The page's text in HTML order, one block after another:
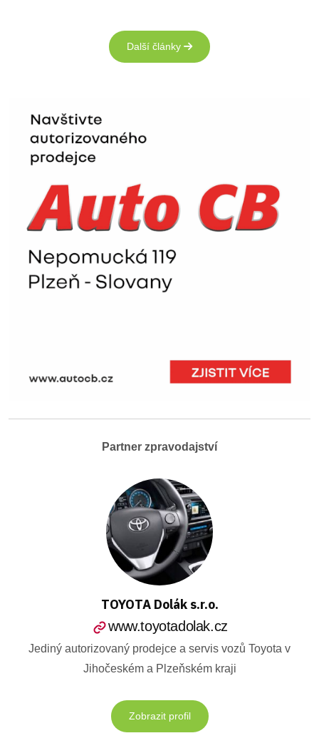
Další články
Partner zpravodajství
TOYOTA Dolák s.r.o.
www.toyotadolak.cz
Jediný autorizovaný prodejce a servis vozů Toyota v
Jihočeském a Plzeňském kraji
Zobrazit profil